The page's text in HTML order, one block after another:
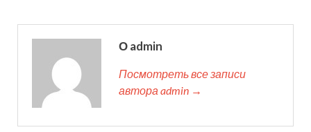
О admin
Посмотреть все записи
автора admin →